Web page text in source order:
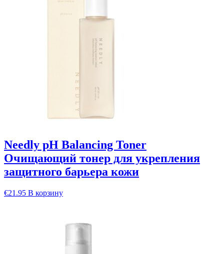
Needly pH Balancing Toner
Очищающий тонер для укрепления
защитного барьера кожи
€21.95 В корзину